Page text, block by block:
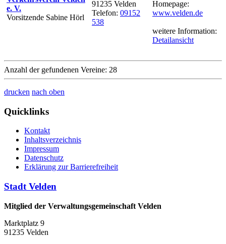
e. V.
Vorsitzende Sabine Hörl
91235 Velden
Telefon: 09152
538
Homepage:
www.velden.de
weitere Information:
Detailansicht
Anzahl der gefundenen Vereine: 28
drucken nach oben
Quicklinks
Kontakt
Inhaltsverzeichnis
Impressum
Datenschutz
Erklärung zur Barrierefreiheit
Stadt Velden
Mitglied der Verwaltungsgemeinschaft Velden
Marktplatz 9
91235 Velden